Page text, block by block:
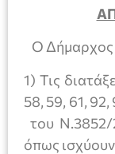
Ο Δήμαρχος
1) Τις
58, 59, 61,
του
όπως